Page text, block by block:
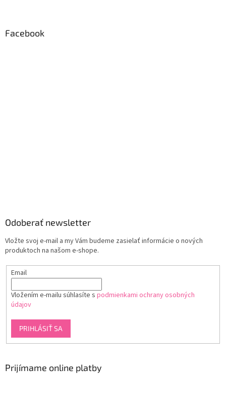
Facebook
Odoberať newsletter
Vložte svoj e-mail a my Vám budeme zasielať informácie o nových
produktoch na našom e-shope.
Email
Vložením e-mailu súhlasíte s podmienkami ochrany osobných
údajov
PRIHLÁSIŤ SA
Prijímame online platby